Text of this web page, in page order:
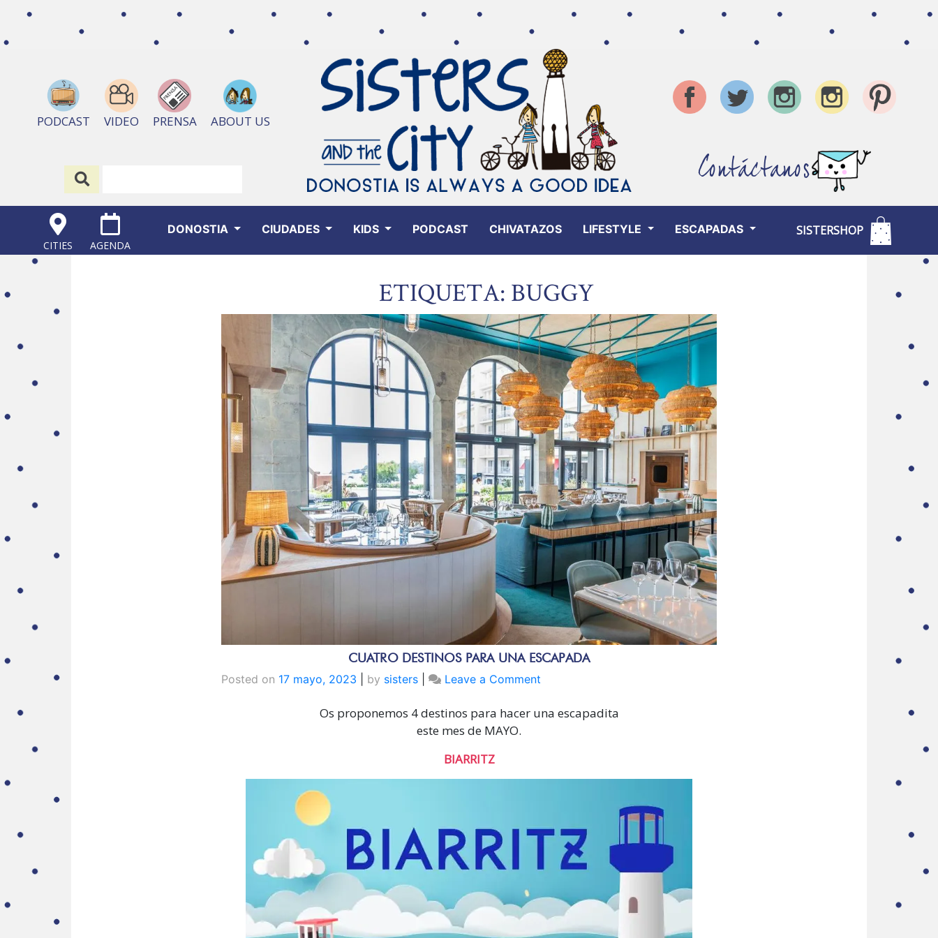
PODCAST VIDEO PRENSA ABOUT US
Contáctanos
CITIES AGENDA
DONOSTIA CIUDADES KIDS PODCAST CHIVATAZOS LIFESTYLE ESCAPADAS SISTERSHOP
ETIQUETA: BUGGY
CUATRO DESTINOS PARA UNA ESCAPADA
Posted on 17 mayo, 2023 by sisters Leave a Comment
DESTINOS
Os proponemos 4 destinos para hacer una escapadita
este mes de MAYO.
BIARRITZ